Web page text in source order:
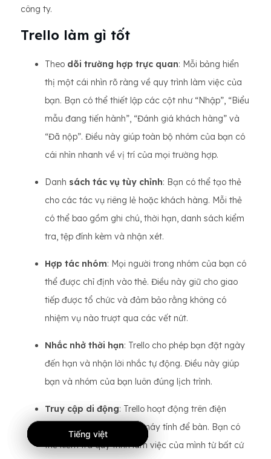
công ty.
Trello làm gì tốt
Theo dõi trường hợp trực quan: Mỗi bảng hiển
thị một cái nhìn rõ ràng về quy trình làm việc của
bạn. Bạn có thể thiết lập các cột như “Nhập”, “Biểu
mẫu đang tiến hành”, “Đánh giá khách hàng” và
“Đã nộp”. Điều này giúp toàn bộ nhóm của bạn có
cái nhìn nhanh về vị trí của mọi trường hợp.
Danh sách tác vụ tùy chỉnh: Bạn có thể tạo thẻ
cho các tác vụ riêng lẻ hoặc khách hàng. Mỗi thẻ
có thể bao gồm ghi chú, thời hạn, danh sách kiểm
tra, tệp đính kèm và nhận xét.
Hợp tác nhóm: Mọi người trong nhóm của bạn có
thể được chỉ định vào thẻ. Điều này giữ cho giao
tiếp được tổ chức và đảm bảo rằng không có
nhiệm vụ nào trượt qua các vết nứt.
Nhắc nhở thời hạn: Trello cho phép bạn đặt ngày
đến hạn và nhận lời nhắc tự động. Điều này giúp
bạn và nhóm của bạn luôn đúng lịch trình.
Truy cập di động: Trello hoạt động trên điện
thoại, máy tính bảng và máy tính để bàn. Bạn có
thể kiểm tra quy trình làm việc của mình từ bất cứ
Tiếng việt
Tiếng việt
Tiếng việt